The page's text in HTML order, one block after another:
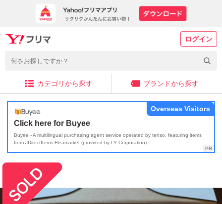
ログイン
カテゴリから探す ブランドから探す
Click here for Buyee
Buyee - A multilingual purchasing agent service operated by tenso, featuring items
from JDirectItems Fleamarket (provided by LY Corporation)
Overseas Visitors